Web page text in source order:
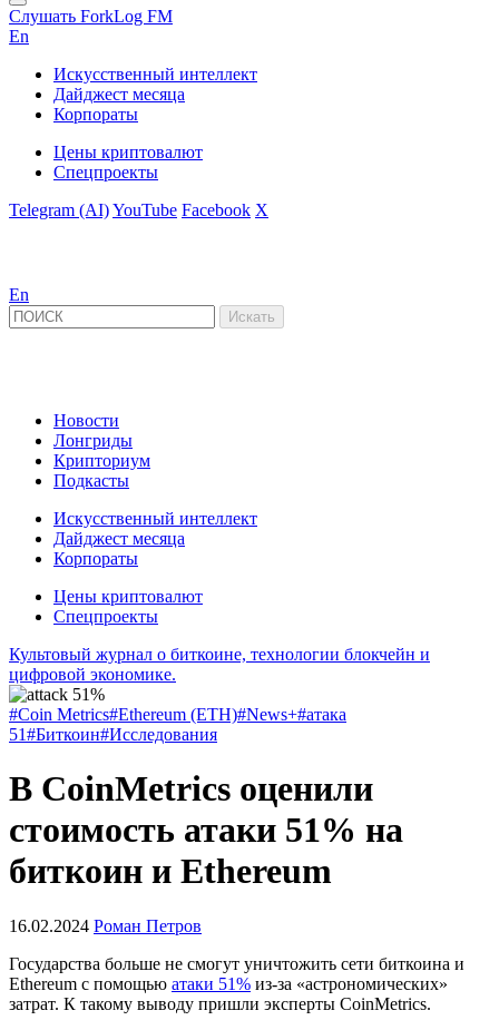
Слушать ForkLog FM
En
Искусственный интеллект
Дайджест месяца
Корпораты
Цены криптовалют
Спецпроекты
Telegram (AI)YouTube Facebook X
En
Новости
Лонгриды
Крипториум
Подкасты
Искусственный интеллект
Дайджест месяца
Корпораты
Цены криптовалют
Спецпроекты
Культовый журнал о биткоине, технологии блокчейн и
цифровой экономике.
#Coin Metrics#Ethereum (ETH)#News+#атака
51#Биткоин#Исследования
В CoinMetrics оценили
стоимость атаки 51% на
биткоин и Ethereum
16.02.2024 Роман Петров
Государства больше не смогут уничтожить сети биткоина и
Ethereum с помощью атаки 51% из-за «астрономических»
затрат. К такому выводу пришли эксперты CoinMetrics.